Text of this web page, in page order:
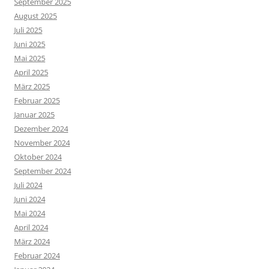
August 2025
Juli 2025
Juni 2025
Mai 2025
April 2025
März 2025
Februar 2025
Januar 2025
Dezember 2024
November 2024
Oktober 2024
September 2024
Juli 2024
Juni 2024
Mai 2024
April 2024
März 2024
Februar 2024